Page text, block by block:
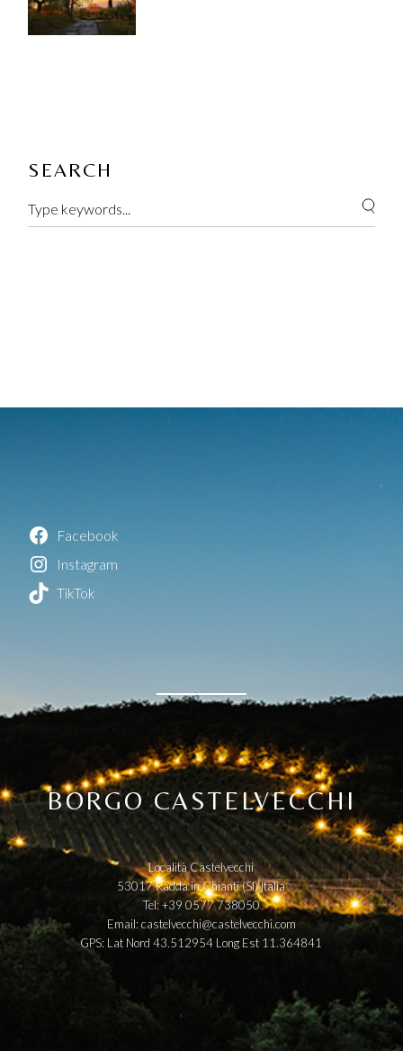
SEARCH
Facebook
Instagram
TikTok
BORGO CASTELVECCHI
Località Castelvecchi
53017 Radda in Chianti (SI) Italia
Tel: +39 0577 738050
Email: castelvecchi@castelvecchi.com
GPS: Lat Nord 43.512954 Long Est 11.364841